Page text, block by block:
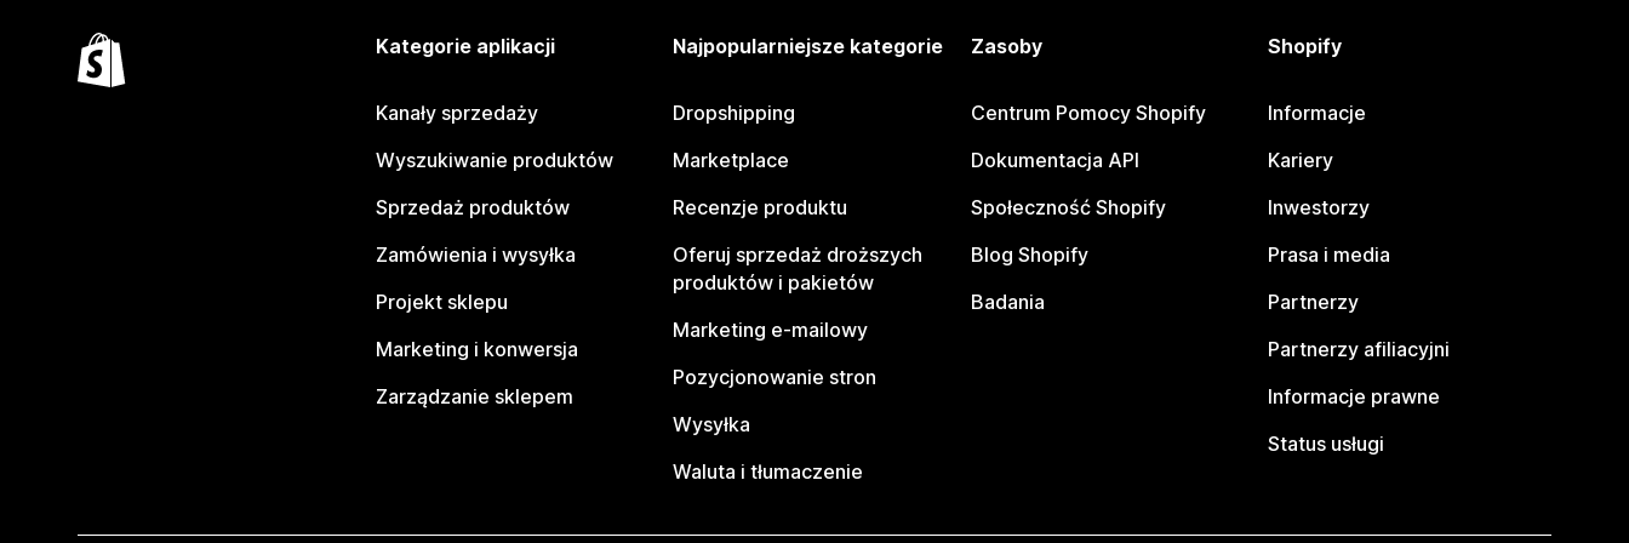
Kategorie aplikacji
Kanały sprzedaży
Wyszukiwanie produktów
Sprzedaż produktów
Zamówienia i wysyłka
Projekt sklepu
Marketing i konwersja
Zarządzanie sklepem
Najpopularniejsze kategorie
Dropshipping
Marketplace
Recenzje produktu
Oferuj sprzedaż droższych
produktów i pakietów
Marketing e-mailowy
Pozycjonowanie stron
Wysyłka
Waluta i tłumaczenie
Zasoby
Centrum Pomocy Shopify
Dokumentacja API
Społeczność Shopify
Blog Shopify
Badania
Shopify
Informacje
Kariery
Inwestorzy
Prasa i media
Partnerzy
Partnerzy afiliacyjni
Informacje prawne
Status usługi